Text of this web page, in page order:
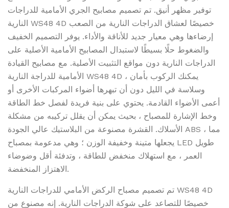
توفير مظهر أنيق. تم تصميم مصابيح الجري الأمامية للدراجات
النارية WS48 4D خصيصًا لعشاق الدراجات النارية من الصعب
إرضاءها وهي معيار جديد للأناقة والأداء. يوفر التصميم الخفيف
والضغوط حلًا بسيطًا لاستبدال المصابيح الأمامية الأصلية على
الدراجات النارية دون مواقع التثبيت الأصلية. مع مصابيح القيادة
الأمامية للدراجة النارية WS48 4D ، يمكنك الركوب بأمان
وسلاسة في الليل دون أن تبهرها أضواء المركبات الأخرى أو
أعمى الأضواء القادمة. يحتوي على بنية فريدة لفصل خط الطاقة
وخط الإشارة للمصباح ، بحيث يمكن أن يقلل تركيبه من مشكلة
الأسلاك. القشرة مصنوعة من البلاستيك عالي الجودة ABS ، مما
يجعلها متينة وخفيفة الوزن ؛ وهي مدعومة بمصباح LED طويل
العمر ، مع استهلاك منخفض للطاقة ، وتدفئة أقل وضوضاء
الاهتزاز المنخفضة.
تم تصميم مصباح الركض الأمامي للدراجات النارية WS48 4D
خصيصًا للتصاعد على شوكة الدراجات النارية. إنه مصنوع من